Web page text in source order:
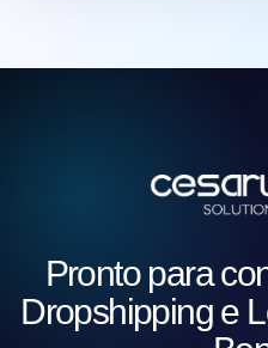
Pronto para
Dropshipping e